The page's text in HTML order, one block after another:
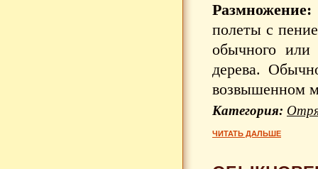
Размножение:
полеты с
обычного
дерева.
возвышенном
Категория:
ЧИТАТЬ ДАЛЬШЕ